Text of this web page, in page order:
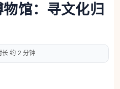
馆：寻文化归
约 2 分钟